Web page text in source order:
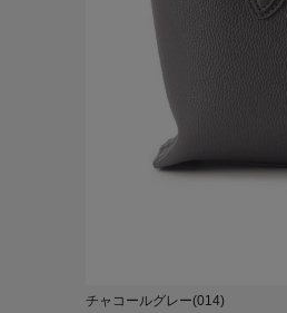
チャコールグレー(014)